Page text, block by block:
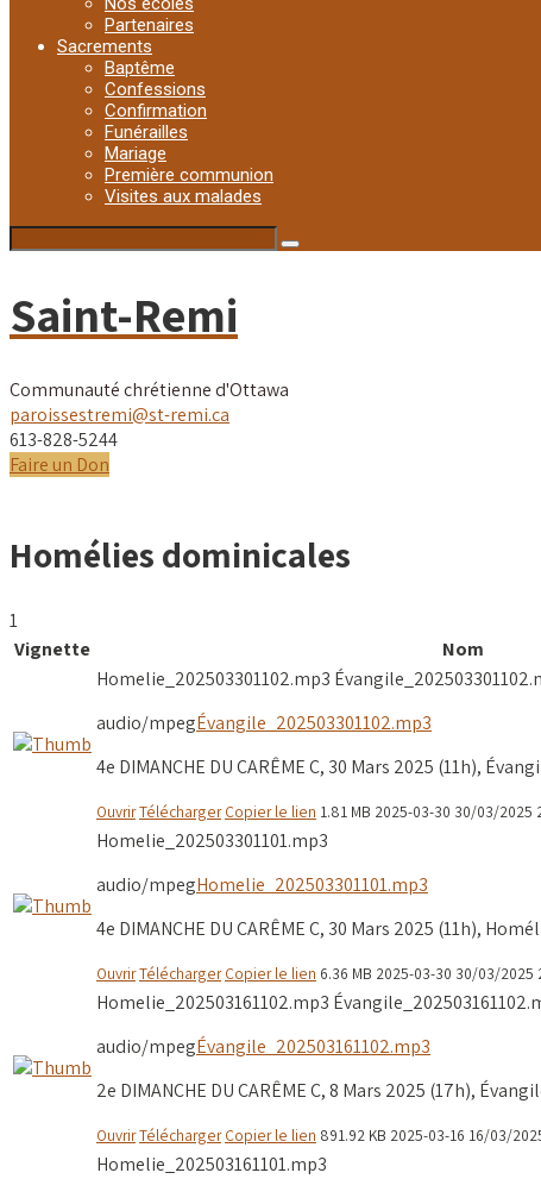
Partenaires
Sacrements
Baptême
Confessions
Confirmation
Funérailles
Mariage
Première communion
Visites aux malades
Saint-Remi
Communauté chrétienne d'Ottawa
paroissestremi@st-remi.ca
613-828-5244
Faire un Don
Homélies dominicales
1
Vignette
Nom
Homelie_202503301102.mp3
audio/mpegÉvangile_202503301102.mp3
4e DIMANCHE DU CARÊME C, 30 Mars 2025 (11h),
OuvrirTélécharger Copier le lien 1.81 MB 2025-03-30 30/03/2025
Homelie_202503301101.mp3
audio/mpegHomelie_202503301101.mp3
4e DIMANCHE DU CARÊME C, 30 Mars 2025 (11h),
OuvrirTélécharger Copier le lien 6.36 MB 2025-03-30 30/03/2025
Homelie_202503161102.mp3
audio/mpegÉvangile_202503161102.mp3
2e DIMANCHE DU CARÊME C, 8 Mars 2025 (17h),
OuvrirTélécharger Copier le lien 891.92 KB 2025-03-16 16/03/
Homelie_202503161101.mp3